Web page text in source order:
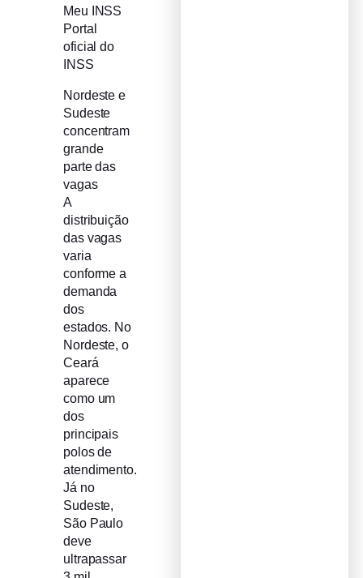
Meu INSS
Portal
oficial do
INSS
Nordeste e
Sudeste
concentram
grande
parte das
vagas
A
distribuição
das vagas
varia
conforme a
demanda
dos
estados. No
Nordeste, o
Ceará
aparece
como um
dos
principais
polos de
atendimento.
Já no
Sudeste,
São Paulo
deve
ultrapassar